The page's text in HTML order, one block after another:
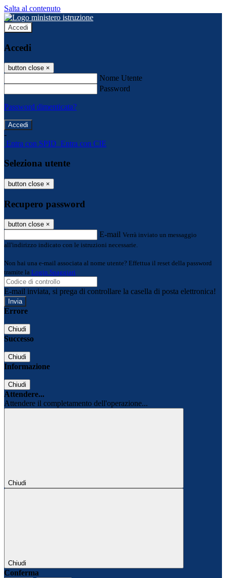
Salta al contenuto
Accedi
Accedi
button close ×
Nome Utente
Password
Password dimenticata?
-
Entra con SPID Entra con CIE
Seleziona utente
button close ×
Recupero password
button close ×
E-mail Verrà inviato un messaggio
all'indirizzo indicato con le istruzioni necessarie.
Non hai una e-mail associata al nome utente? Effettua il reset della password
tramite la Login Spaggiari
E-mail inviata, si prega di controllare la casella di posta elettronica!
Errore
Chiudi
Successo
Chiudi
Informazione
Chiudi
Attendere...
Attendere il completamento dell'operazione...
Chiudi
Chiudi
Conferma